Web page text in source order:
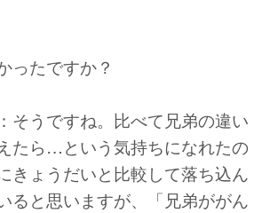
たですか？
そうですね。比べて兄弟の違い
たら…という気持ちになれたの
きょうだいと比較して落ち込ん
ると思いますが、「兄弟ががん